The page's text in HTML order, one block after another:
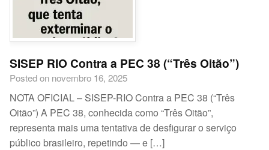
SISEP RIO Contra a PEC 38 (“Três Oitão”)
Posted on novembro 16, 2025
NOTA OFICIAL – SISEP-RIO Contra a PEC 38 (“Três
Oitão”) A PEC 38, conhecida como “Três Oitão”,
representa mais uma tentativa de desfigurar o serviço
público brasileiro, repetindo — e […]